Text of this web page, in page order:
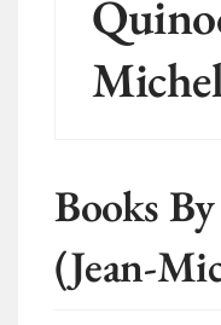
Books
(Jean-